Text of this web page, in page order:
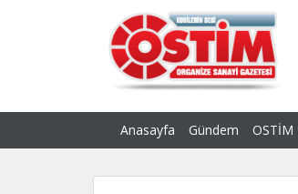
Anasayfa Gündem OSTİM